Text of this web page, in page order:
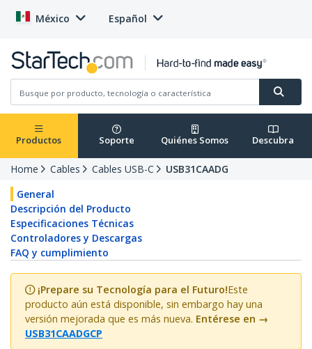
México Español
Productos Soporte Quiénes Somos Descubra
Home Cables Cables USB-C
USB31CAADG
General
Descripción del Producto
Especificaciones Técnicas
Controladores y Descargas
FAQ y cumplimiento
¡Prepare su Tecnología para el Futuro!Este
producto aún está disponible, sin embargo hay una
versión mejorada que es más nueva. Entérese en →
USB31CAADGCP